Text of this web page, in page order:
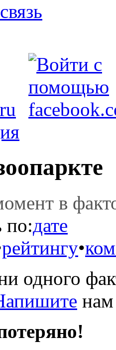
в
по:дате
рейтингу•
одного